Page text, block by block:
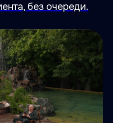
без очереди.